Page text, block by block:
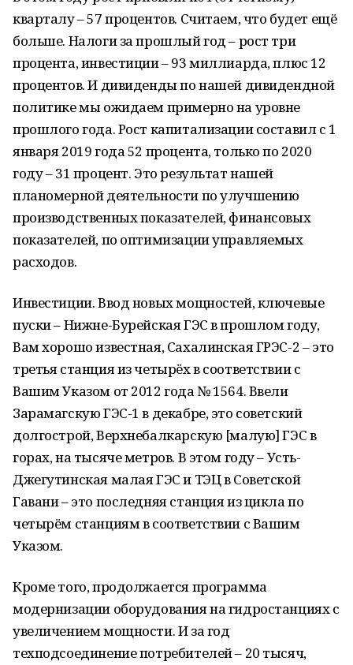
кварталу – 57 процентов. Считаем, что будет ещё
больше. Налоги за прошлый год – рост три
процента, инвестиции – 93 миллиарда, плюс 12
процентов. И дивиденды по нашей дивидендной
политике мы ожидаем примерно на уровне
прошлого года. Рост капитализации составил с 1
января 2019 года 52 процента, только по 2020
году – 31 процент. Это результат нашей
планомерной деятельности по улучшению
производственных показателей, финансовых
показателей, по оптимизации управляемых
расходов.
Инвестиции. Ввод новых мощностей, ключевые
пуски – Нижне-Бурейская ГЭС в прошлом году,
Вам хорошо известная, Сахалинская ГРЭС-2 – это
третья станция из четырёх в соответствии с
Вашим Указом от 2012 года № 1564. Ввели
Зарамагскую ГЭС-1 в декабре, это советский
долгострой, Верхнебалкарскую [малую] ГЭС в
горах, на тысяче метров. В этом году – Усть-
Джегутинская малая ГЭС и ТЭЦ в Советской
Гавани – это последняя станция из цикла по
четырём станциям в соответствии с Вашим
Указом.
Кроме того, продолжается программа
модернизации оборудования на гидростанциях с
увеличением мощности. И за год
техподсоединение потребителей – 20 тысяч,